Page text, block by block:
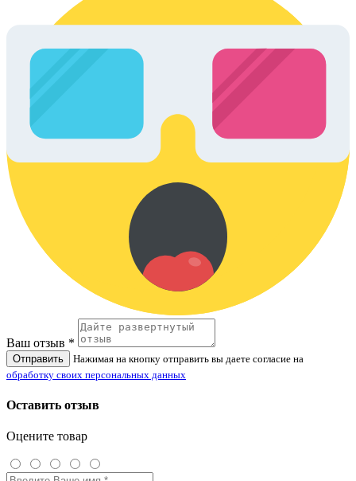
Ваш отзыв *
Отправить
Нажимая на кнопку отправить вы даете согласие на
обработку своих персональных данных
Оставить отзыв
Оцените товар